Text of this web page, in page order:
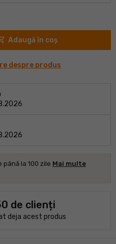
Adaugă în coș
despre produs
la 100 zile Mai multe
de clienți
deja acest produs